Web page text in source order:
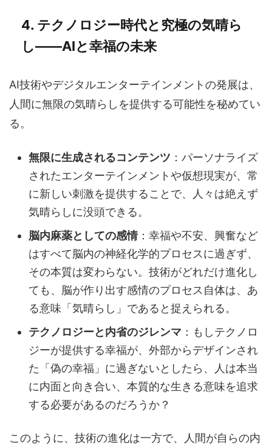
4. テクノロジー時代と究極の気晴ら
し――AIと幸福の未来
AI技術やデジタルエンターテインメントの発展は、
人間に無限の気晴らしを提供する可能性を秘めてい
る。
無限に生成されるコンテンツ ：パーソナライズ
されたエンターテインメントや仮想現実が、常
に新しい刺激を提供することで、人々は絶えず
気晴らしに没頭できる。
脳内麻薬としての感情：幸福や不安、興奮など
はすべて脳内の神経化学的プロセスに過ぎず、
その本質は変わらない。技術がどれだけ進化し
ても、脳が作り出す感情のプロセス自体は、あ
る意味「気晴らし」であると捉えられる。
テクノロジーと内省のジレンマ ：もしテクノロ
ジーが提供する幸福が、外部からデザインされ
た「偽の幸福」に過ぎないとしたら、人は本当
に内面と向き合い、本質的な生きる意味を追求
する必要があるのだろうか？
このように、技術の進化は一方で、人間が自らの内